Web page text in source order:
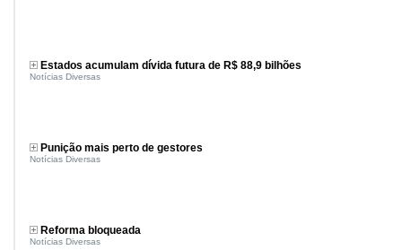
Estados acumulam dívida futura de R$ 88,9 bilhões
Notícias Diversas
Punição mais perto de gestores
Notícias Diversas
Reforma bloqueada
Notícias Diversas